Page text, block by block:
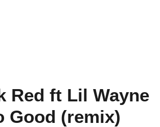
Red ft Lil Wayne
Good (remix)